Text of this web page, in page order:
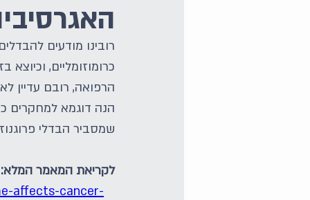
רובינו מודעים
כרומוזומליים,
הרפואה, רובם עדיין
שמסביר הבדלי
לקריאת המאמר המלא:
affects-cancer-